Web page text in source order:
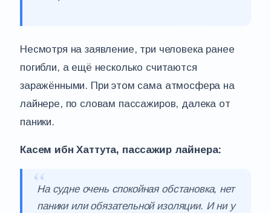
Несмотря на заявление, три человека ранее
погибли, а ещё несколько считаются
заражёнными. При этом сама атмосфера на
лайнере, по словам пассажиров, далека от
паники.
Касем ибн Хаттута, пассажир лайнера:
На судне очень спокойная обстановка, нет
паники или обязательной изоляции. И ни у